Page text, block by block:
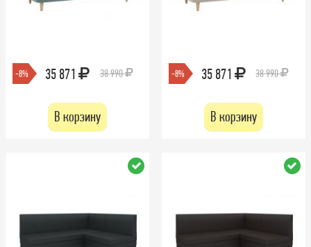
-8% 35 871 38 990
В корзину
-8% 35 871 38 990
В корзину